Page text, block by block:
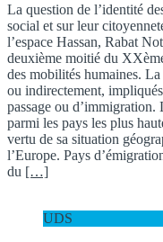
La question de l’identité
social et sur leur
l’espace Hassan, Rabat
deuxième moitié du
des mobilités humaines.
ou indirectement,
passage ou
parmi les pays les plus
vertu de sa situation
l’Europe. Pays
du […]
UDS